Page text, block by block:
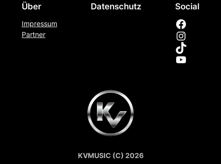
Über
Impressum
Partner
Datenschutz Social
Facebook
Instagram
TikTok
YouTube
KVMUSIC (C) 2026